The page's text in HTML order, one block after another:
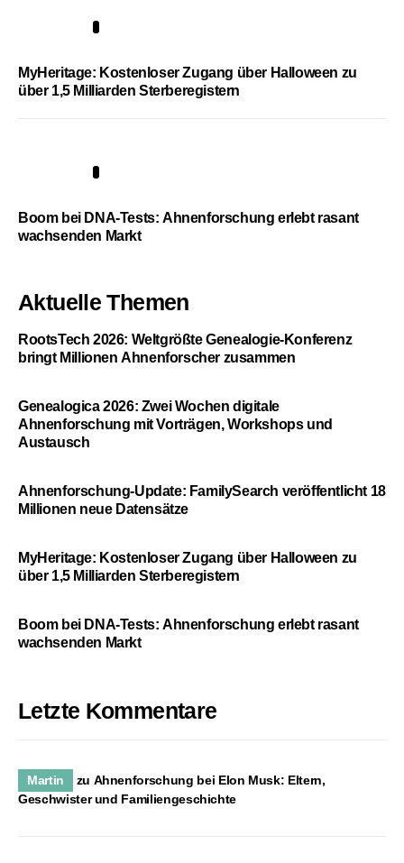
MyHeritage: Kostenloser Zugang über Halloween zu
über 1,5 Milliarden Sterberegistern
Boom bei DNA-Tests: Ahnenforschung erlebt rasant
wachsenden Markt
Aktuelle Themen
RootsTech 2026: Weltgrößte Genealogie-Konferenz
bringt Millionen Ahnenforscher zusammen
Genealogica 2026: Zwei Wochen digitale
Ahnenforschung mit Vorträgen, Workshops und
Austausch
Ahnenforschung-Update: FamilySearch veröffentlicht 18
Millionen neue Datensätze
MyHeritage: Kostenloser Zugang über Halloween zu
über 1,5 Milliarden Sterberegistern
Boom bei DNA-Tests: Ahnenforschung erlebt rasant
wachsenden Markt
Letzte Kommentare
Martin zu Ahnenforschung bei Elon Musk: Eltern,
Geschwister und Familiengeschichte